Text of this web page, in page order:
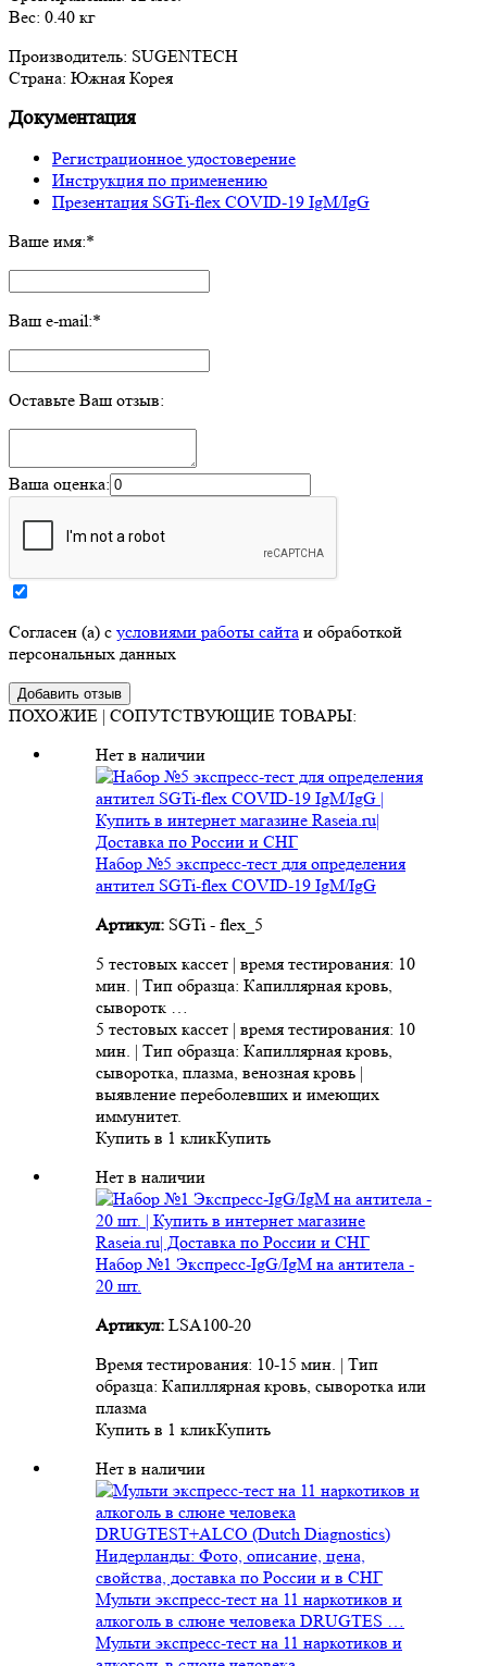
Вес: 0.40 кг
Производитель: SUGENTECH
Страна: Южная Корея
Документация
Регистрационное удостоверение
Инструкция по применению
Презентация SGTi-flex COVID-19 IgM/IgG
Ваше имя:*
Ваш e-mail:*
Оставьте Ваш отзыв:
Ваша оценка:
Согласен (а) с условиями работы сайта и обработкой
персональных данных
ПОХОЖИЕ | СОПУТСТВУЮЩИЕ ТОВАРЫ:
Нет в наличии
Набор №5 экспресс-тест для определения
антител SGTi-flex COVID-19 IgM/IgG
Артикул: SGTi - flex_5
5 тестовых кассет | время тестирования: 10
мин. | Тип образца: Капиллярная кровь,
сыворотк …
5 тестовых кассет | время тестирования: 10
мин. | Тип образца: Капиллярная кровь,
сыворотка, плазма, венозная кровь |
выявление переболевших и имеющих
иммунитет.
Купить в 1 кликКупить
Нет в наличии
Набор №1 Экспресс-IgG/IgM на антитела -
20 шт.
Артикул: LSA100-20
Время тестирования: 10-15 мин. | Тип
образца: Капиллярная кровь, сыворотка или
плазма
Купить в 1 кликКупить
Нет в наличии
Мульти экспресс-тест на 11 наркотиков и
алкоголь в слюне человека DRUGTES …
Мульти экспресс-тест на 11 наркотиков и